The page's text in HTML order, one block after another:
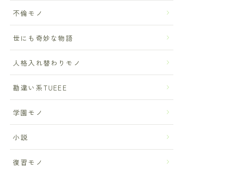
不倫モノ
世にも奇妙な物語
人格入れ替わりモノ
勘違い系TUEEE
学園モノ
小説
復習モノ